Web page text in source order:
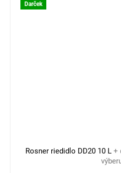
Darček
Rosner riedidlo DD20 10 L +